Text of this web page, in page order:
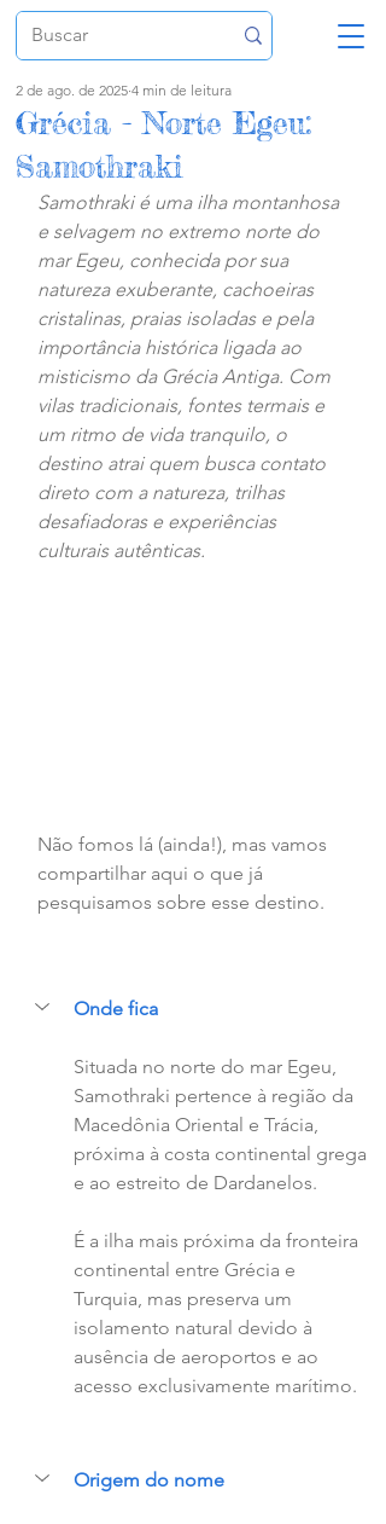
Grécia - Norte Egeu:
Samothraki
2 de ago. de 2025 4 min de leitura
Samothraki é uma ilha montanhosa
e selvagem no extremo norte do
mar Egeu, conhecida por sua
natureza exuberante, cachoeiras
cristalinas, praias isoladas e pela
importância histórica ligada ao
misticismo da Grécia Antiga. Com
vilas tradicionais, fontes termais e
um ritmo de vida tranquilo, o
destino atrai quem busca contato
direto com a natureza, trilhas
desafiadoras e experiências
culturais autênticas.
Não fomos lá (ainda!), mas vamos
compartilhar aqui o que já
pesquisamos sobre esse destino.
Onde fica
Situada no norte do mar Egeu,
Samothraki pertence à região da
Macedônia Oriental e Trácia,
próxima à costa continental grega
e ao estreito de Dardanelos.
É a ilha mais próxima da fronteira
continental entre Grécia e
Turquia, mas preserva um
isolamento natural devido à
ausência de aeroportos e ao
acesso exclusivamente marítimo.
Origem do nome